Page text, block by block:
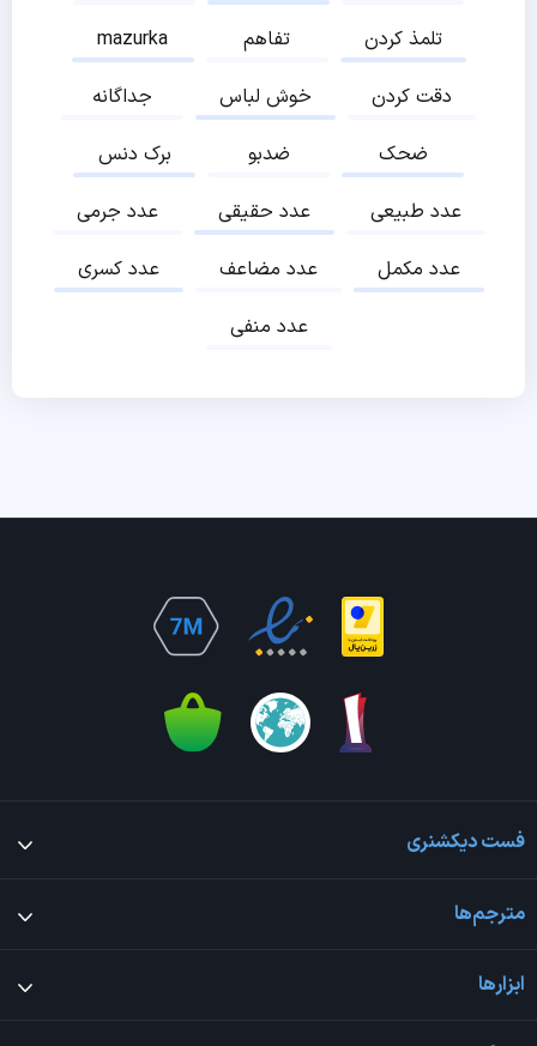
mazurka
تفاهم
تلمذ کردن
جداگانه
خوش لباس
دقت کردن
برک دنس
ضدبو
ضحک
عدد جرمی
عدد حقیقی
عدد طبیعی
عدد کسری
عدد مضاعف
عدد مکمل
عدد منفی
فست دیکشنری
مترجم‌ها
ابزارها